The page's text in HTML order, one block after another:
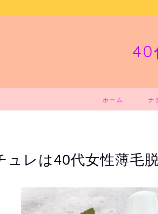
40
ホーム ナ
ュレは40代女性薄毛